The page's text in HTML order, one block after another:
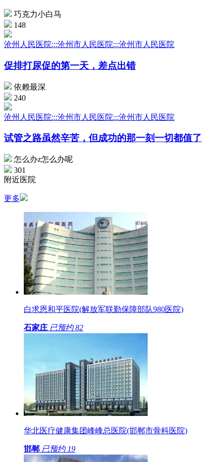
巧克力小白马
148
沧州人民医院:::沧州市人民医院:::沧州市人民医院
促排打尿促的第一天，差点出错
依赖最深
240
沧州人民医院:::沧州市人民医院:::沧州市人民医院
试管之路虽然辛苦，但成功的那一刻一切都值了
怎么办z怎么办呢
301
附近医院
更多
白求恩和平医院(解放军联勤保障部队980医院)
石家庄 已预约 82
华北医疗健康集团峰峰总医院(邯郸市骨科医院)
邯郸 已预约 19